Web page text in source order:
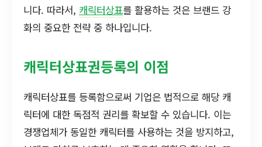
니다. 따라서, 캐릭터상표를 활용하는 것은 브랜드 강
화의 중요한 전략 중 하나입니다.
캐릭터상표권등록의 이점
캐릭터상표를 등록함으로써 기업은 법적으로 해당 캐
릭터에 대한 독점적 권리를 확보할 수 있습니다. 이는
경쟁업체가 동일한 캐릭터를 사용하는 것을 방지하고,